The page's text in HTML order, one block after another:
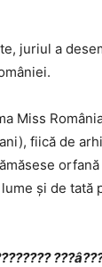
juriul a
Miss
fiică de
şi de tată